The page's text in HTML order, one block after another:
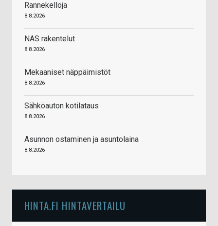
Rannekelloja
8.8.2026
NAS rakentelut
8.8.2026
Mekaaniset näppäimistöt
8.8.2026
Sähköauton kotilataus
8.8.2026
Asunnon ostaminen ja asuntolaina
8.8.2026
HINTA.FI HINTAVERTAILU